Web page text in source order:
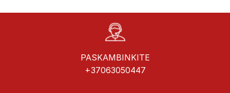
PASKAMBINKITE
+37063050447